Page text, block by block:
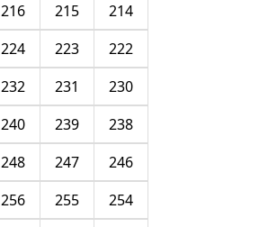
214
215
216
222
223
224
230
231
232
238
239
240
246
247
248
254
255
256